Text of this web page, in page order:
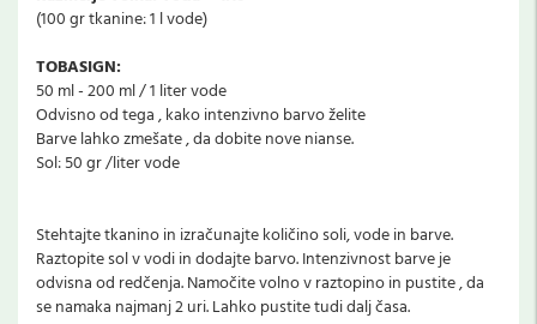
(100 gr tkanine: 1 l vode)
TOBASIGN:
50 ml - 200 ml / 1 liter vode
Odvisno od tega , kako intenzivno barvo želite
Barve lahko zmešate , da dobite nove nianse.
Sol: 50 gr /liter vode
Stehtajte tkanino in izračunajte količino soli, vode in barve.
Raztopite sol v vodi in dodajte barvo. Intenzivnost barve je
odvisna od redčenja. Namočite volno v raztopino in pustite , da
se namaka najmanj 2 uri. Lahko pustite tudi dalj časa.